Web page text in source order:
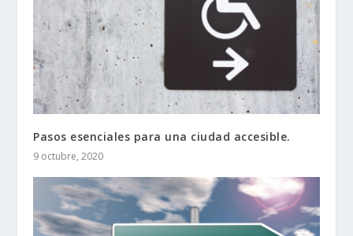
Pasos esenciales para una ciudad accesible.
9 octubre, 2020